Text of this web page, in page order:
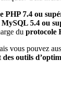
PHP 7.4 ou
MySQL 5.4 ou
du protocole
vous pouvez
des outils